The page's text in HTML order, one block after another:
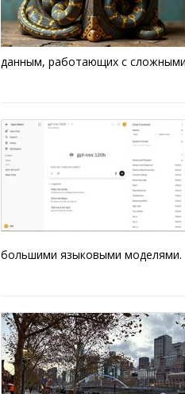
данным, работающих с
большими языковыми моделями.